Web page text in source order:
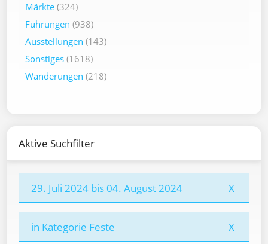
Märkte (324)
Führungen (938)
Ausstellungen (143)
Sonstiges (1618)
Wanderungen (218)
Aktive Suchfilter
29. Juli 2024 bis 04. August 2024 X
in Kategorie Feste X